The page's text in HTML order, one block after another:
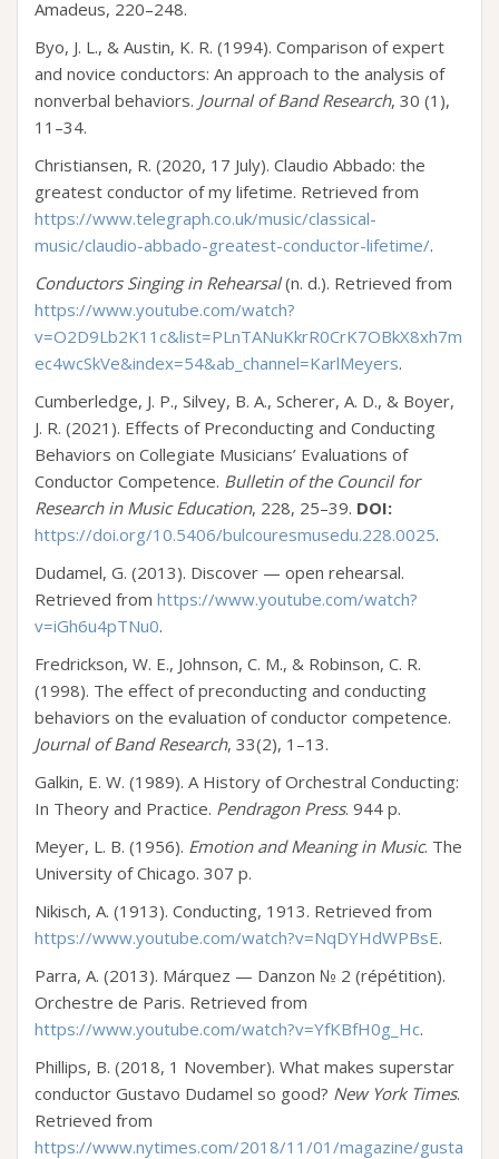
Amadeus, 220–248.
Byo, J. L., & Austin, K. R. (1994). Comparison of expert
and novice conductors: An approach to the analysis of
nonverbal behaviors. Journal of Band Research, 30 (1),
11–34.
Christiansen, R. (2020, 17 July). Claudio Abbado: the
greatest conductor of my lifetime. Retrieved from
https://www.telegraph.co.uk/music/classical-
music/claudio-abbado-greatest-conductor-lifetime/.
Conductors Singing in Rehearsal(n. d.). Retrieved from
https://www.youtube.com/watch?
v=O2D9Lb2K11c&list=PLnTANuKkrR0CrK7OBkX8xh7m
ec4wcSkVe&index=54&ab_channel=KarlMeyers.
Cumberledge, J. P., Silvey, B. A., Scherer, A. D., & Boyer,
J. R. (2021). Effects of Preconducting and Conducting
Behaviors on Collegiate Musicians’ Evaluations of
Conductor Competence. Bulletin of the Council for
Research in Music Education, 228, 25–39. DOI:
https://doi.org/10.5406/bulcouresmusedu.228.0025.
Dudamel, G. (2013). Discover — open rehearsal.
Retrieved from https://www.youtube.com/watch?
v=iGh6u4pTNu0.
Fredrickson, W. E., Johnson, C. M., & Robinson, C. R.
(1998). The effect of preconducting and conducting
behaviors on the evaluation of conductor competence.
Journal of Band Research, 33(2), 1–13.
Galkin, E. W. (1989). A History of Orchestral Conducting:
In Theory and Practice. Pendragon Press. 944 р.
Meyer, L. B. (1956). Emotion and Meaning in Music. The
University of Chicago. 307 p.
Nikisch, А. (1913). Сonducting, 1913. Retrieved from
https://www.youtube.com/watch?v=NqDYHdWPBsE.
Parra, A. (2013). Márquez — Danzon № 2 (répétition).
Orchestre de Paris. Retrieved from
https://www.youtube.com/watch?v=YfKBfH0g_Hc.
Phillips, B. (2018, 1 November). What makes superstar
conductor Gustavo Dudamel so good? New York Times.
Retrieved from
https://www.nytimes.com/2018/11/01/magazine/gusta